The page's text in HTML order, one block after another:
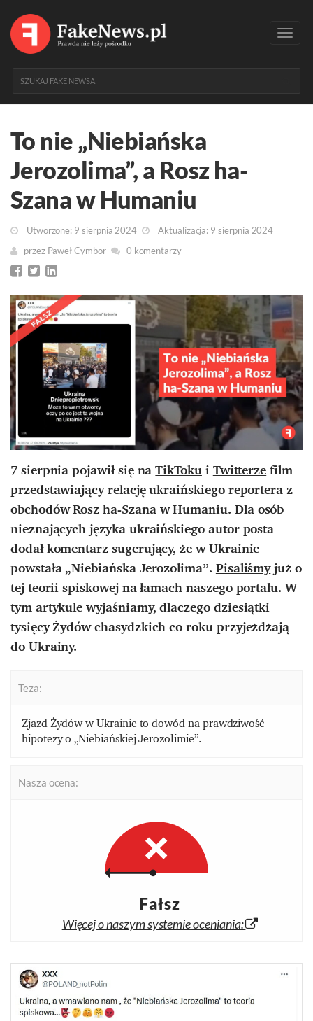
To nie „Niebiańska
Jerozolima”, a Rosz ha-
Szana w Humaniu
Utworzone: 9 sierpnia 2024
Aktualizacja: 9 sierpnia 2024
przez Paweł Cymbor 0 komentarzy
7 sierpnia pojawił się naTikTokuiTwitterzefilm
przedstawiający relację ukraińskiego reportera z
obchodów Rosz ha-Szana w Humaniu. Dla osób
nieznających języka ukraińskiego autor posta
dodał komentarz sugerujący, że w Ukrainie
powstała „Niebiańska Jerozolima”.Pisaliśmyjuż o
tej teorii spiskowej na łamach naszego portalu. W
tym artykule wyjaśniamy, dlaczego dziesiątki
tysięcy Żydów chasydzkich co roku przyjeżdżają
do Ukrainy.
Teza:
Zjazd Żydów w Ukrainie to dowód na prawdziwość
hipotezy o „Niebiańskiej Jerozolimie”.
Nasza ocena:
Fałsz
Więcej o naszym systemie oceniania: